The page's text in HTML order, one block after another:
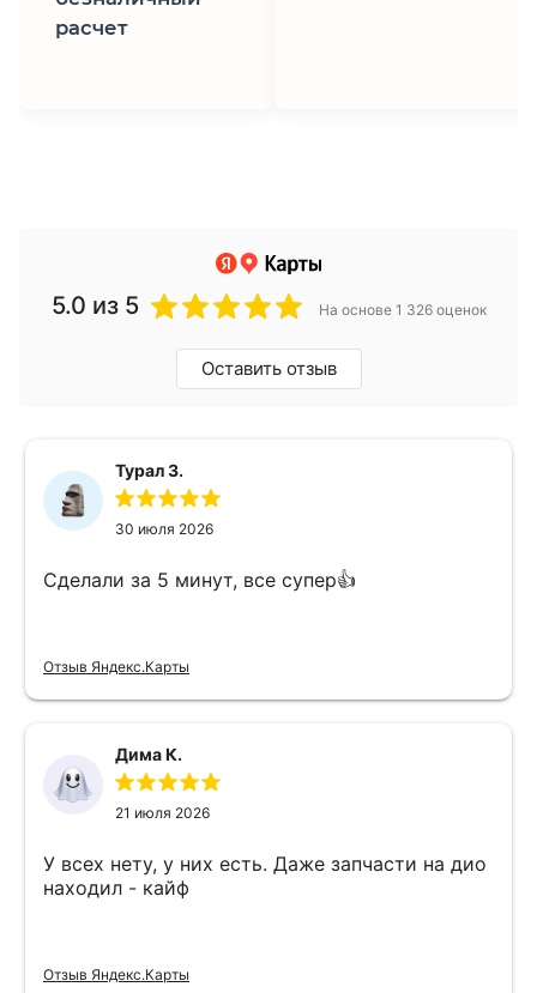
расчет
5.0 из 5 На основе 1 326 оценок
Оставить отзыв
Турал З.
30 июля 2026
Сделали за 5 минут, все супер👍
Отзыв Яндекс.Карты
Дима К.
21 июля 2026
У всех нету, у них есть. Даже запчасти на дио
находил - кайф
Отзыв Яндекс.Карты